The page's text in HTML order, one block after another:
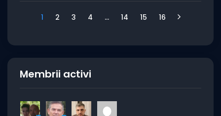
1 2 3 4 … 14 15 16
Membrii activi